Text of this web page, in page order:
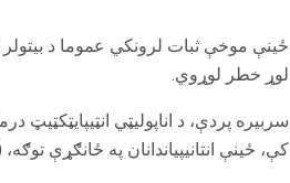
ځینې ​​موخې ثبات لرونکي عموما د
لوړ خطر لوړوي.
کې، ځينې انتانيپياندانان په ځانګړې توګه، Paxil (paroxetine) او Remeron (mirtazapine) - د وزن په ترلاسه کولو پورې تړاو لري.